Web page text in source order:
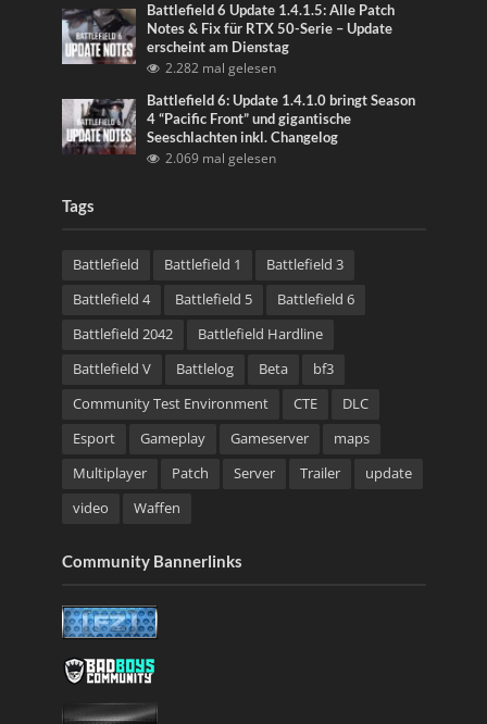
Battlefield 6 Update 1.4.1.5: Alle Patch
Notes & Fix für RTX 50-Serie – Update
erscheint am Dienstag
2.282 mal gelesen
Battlefield 6: Update 1.4.1.0 bringt Season
4 “Pacific Front” und gigantische
Seeschlachten inkl. Changelog
2.069 mal gelesen
Tags
Battlefield Battlefield 1
Battlefield 3
Battlefield 4
Battlefield 5
Battlefield 6
Battlefield 2042
Battlefield Hardline
Battlefield V
Battlelog Beta
bf3
Community Test Environment
CTE
DLC
Esport
Gameplay Gameserver
maps
Multiplayer
Patch Server Trailer
update
video
Waffen
Community Bannerlinks